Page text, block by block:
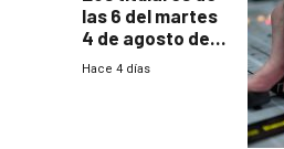
las 6 del martes
4 de agosto de
2026
Hace 4 días